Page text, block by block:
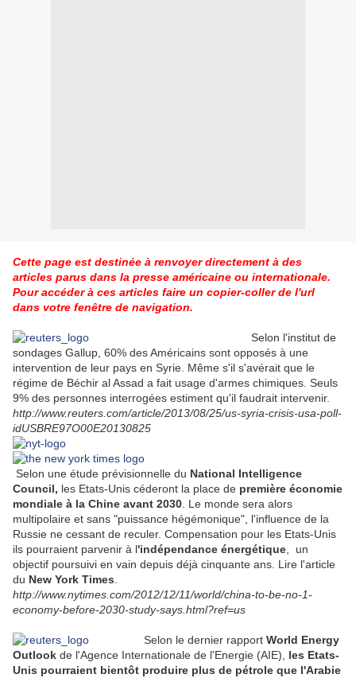
Cette page est destinée à renvoyer directement à des
articles parus dans la presse américaine ou internationale.
Pour accéder à ces articles faire un copier-coller de l'url
dans votre fenêtre de navigation.
Selon l'institut de
sondages Gallup, 60% des Américains sont opposés à une
intervention de leur pays en Syrie. Même s'il s'avérait que le
régime de Béchir al Assad a fait usage d'armes chimiques. Seuls
9% des personnes interrogées estiment qu'il faudrait intervenir.
http://www.reuters.com/article/2013/08/25/us-syria-crisis-usa-poll-
idUSBRE97O00E20130825
Selon une étude prévisionnelle du National Intelligence
Council, les Etats-Unis céderont la place de première économie
mondiale à la Chine avant 2030 . Le monde sera alors
multipolaire et sans "puissance hégémonique", l'influence de la
Russie ne cessant de reculer. Compensation pour les Etats-Unis
ils pourraient parvenir à l'indépendance énergétique , un
objectif poursuivi en vain depuis déjà cinquante ans. Lire l'article
du New York Times
http://www.nytimes.com/2012/12/11/world/china-to-be-no-1-
economy-before-2030-study-says.html?ref=us
Selon le dernier rapport World Energy
Outlook de l'Agence Internationale de l'Energie (AIE), les Etats-
Unis pourraient bientôt produire plus de pétrole que l'Arabie